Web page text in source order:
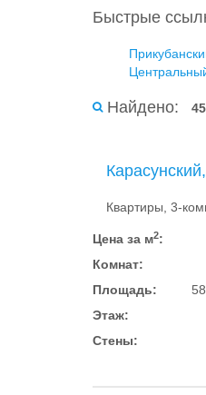
Быстрые
Найдено:
Квартиры, 3-
Цена за м2:
Комнат:
Площадь:
Этаж:
Стены: